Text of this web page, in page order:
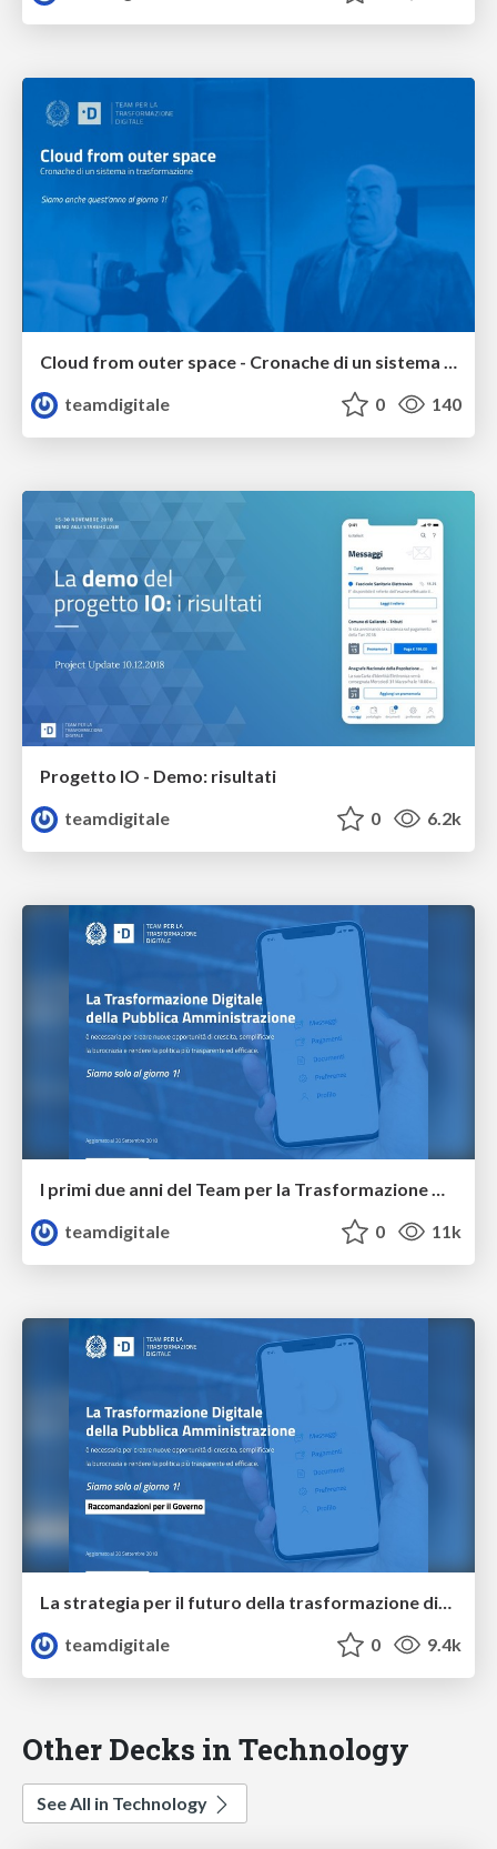
Cloud from outer space - Cronache di un sistema in trasformazione
teamdigitale
0 140
Progetto IO - Demo: risultati
teamdigitale
0 6.2k
I primi due anni del Team per la Trasformazione Digitale
teamdigitale
0 11k
La strategia per il futuro della trasformazione digitale
teamdigitale
0 9.4k
Other Decks in Technology
See All in Technology